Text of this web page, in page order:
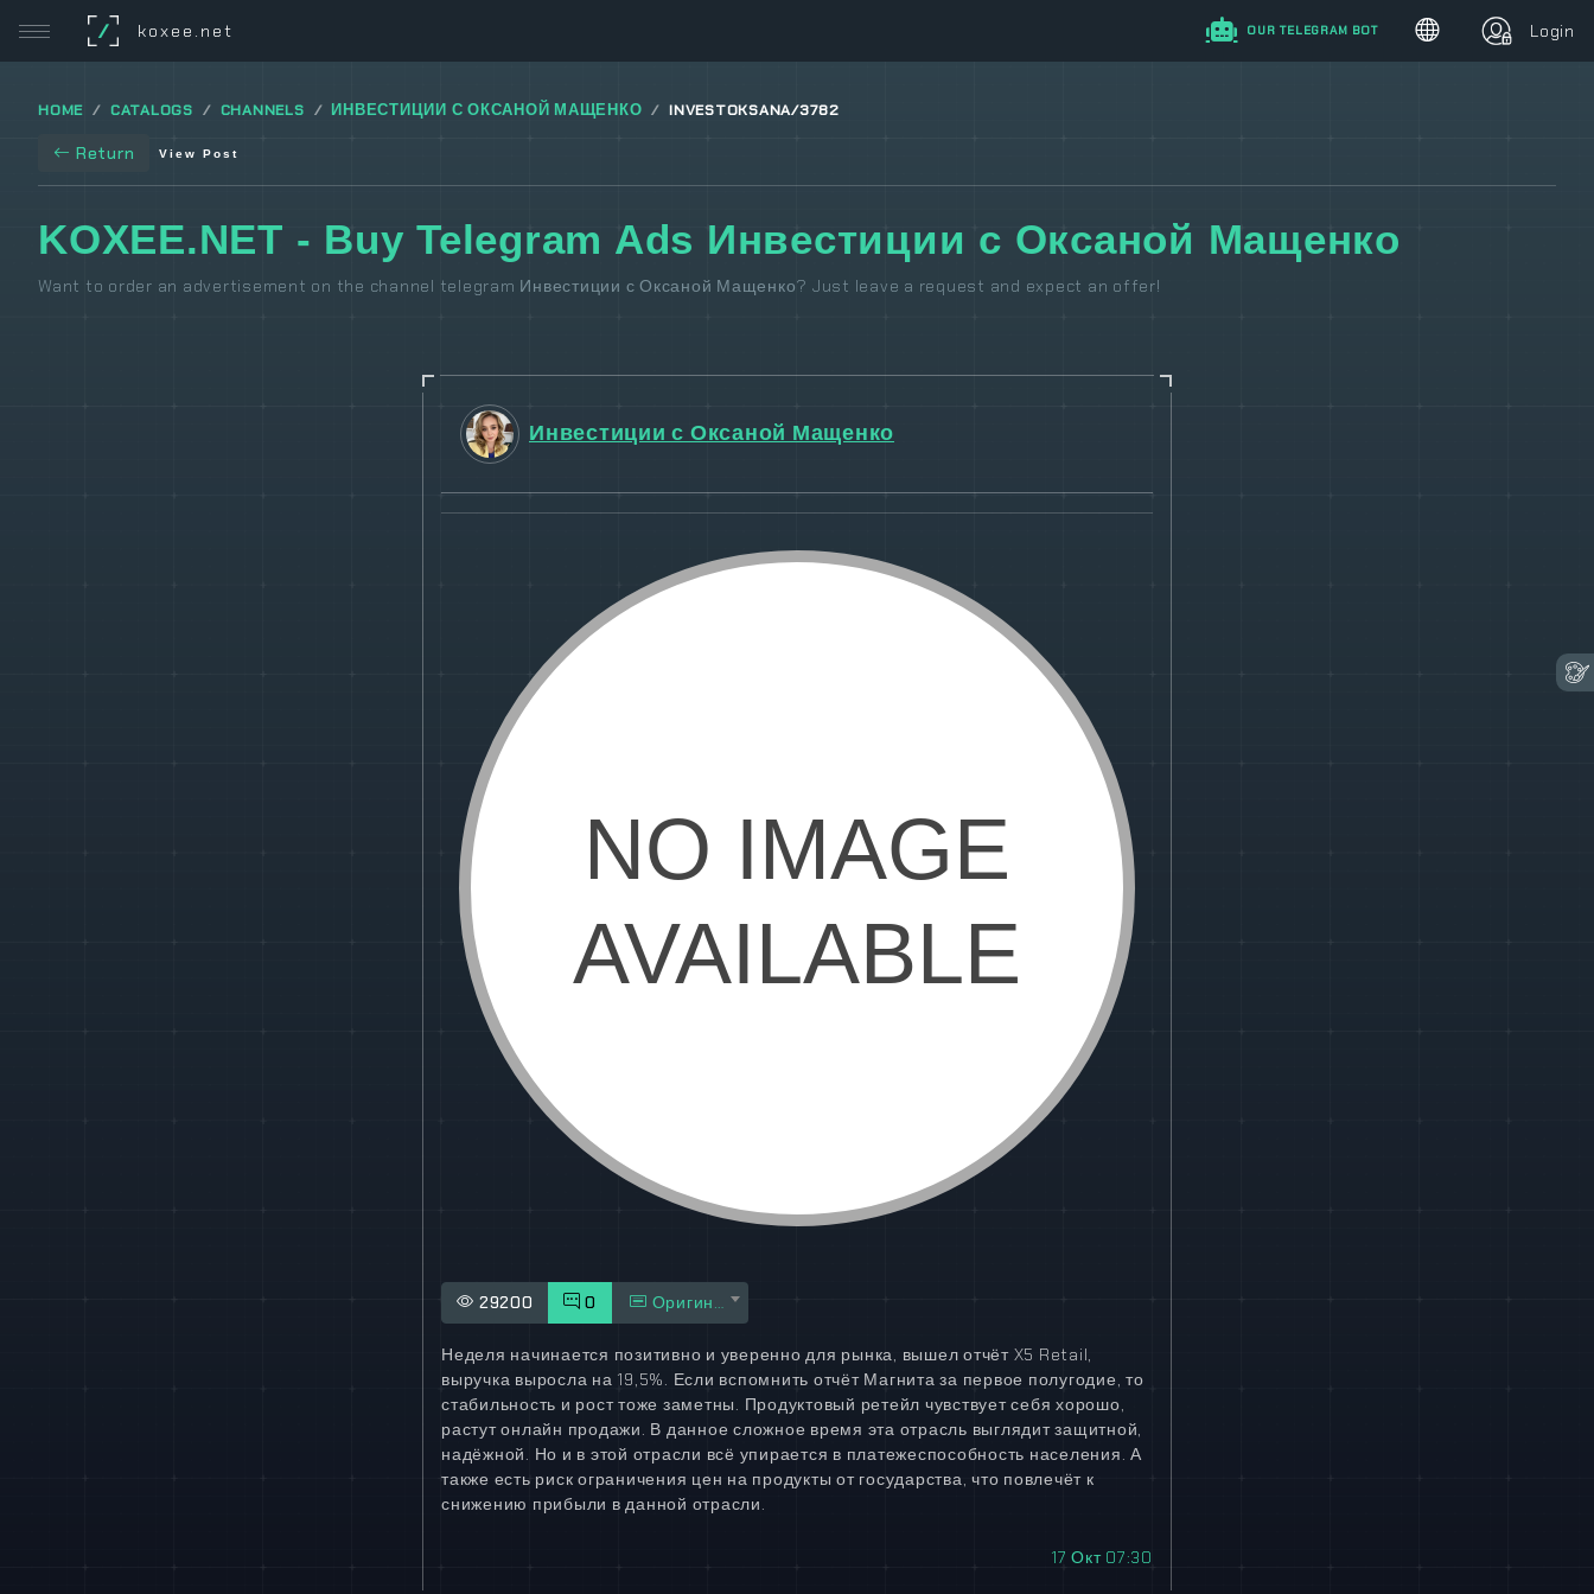
/ koxee.net OUR TELEGRAM BOT Login
HOME CATALOGS CHANNELS ИНВЕСТИЦИИ С ОКСАНОЙ МАЩЕНКО INVESTOKSANA/3782
Return View Post
KOXEE.NET - Buy Telegram Ads Инвестиции с Оксаной Мащенко
Want to order an advertisement on the channel telegram Инвестиции с Оксаной Мащенко? Just leave a request and expect an offer!
Инвестиции с Оксаной Мащенко
29200 0 Оригинал
Неделя начинается позитивно и уверенно для рынка, вышел отчёт X5 Retail,
выручка выросла на 19,5%. Если вспомнить отчёт Магнита за первое полугодие, то
стабильность и рост тоже заметны. Продуктовый ретейл чувствует себя хорошо,
растут онлайн продажи. В данное сложное время эта отрасль выглядит защитной,
надёжной. Но и в этой отрасли всё упирается в платежеспособность населения. А
также есть риск ограничения цен на продукты от государства, что повлечёт к
снижению прибыли в данной отрасли.
17 Окт 07:30